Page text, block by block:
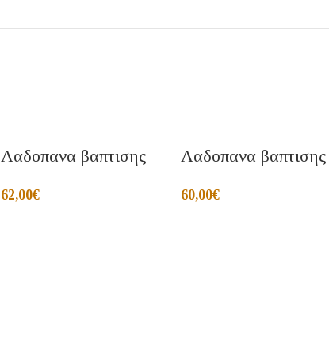
Λαδοπανα βαπτισης
62,00€
Λαδοπανα βαπτισης
60,00€